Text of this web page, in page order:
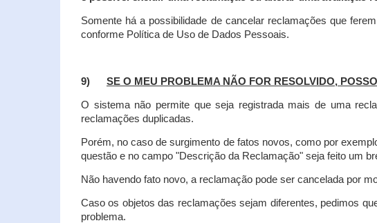
Somente há a possibilidade de cancelar reclamações que
conforme Política de Uso de Dados Pessoais.
9) SE O MEU PROBLEMA NÃO FOR RESOLVIDO,
O sistema não permite que seja registrada mais de uma
reclamações duplicadas.
Porém, no caso de surgimento de fatos novos, como por
questão e no campo "Descrição da Reclamação" seja feito um
Não havendo fato novo, a reclamação pode ser cancelada por
Caso os objetos das reclamações sejam diferentes, pedimos
problema.